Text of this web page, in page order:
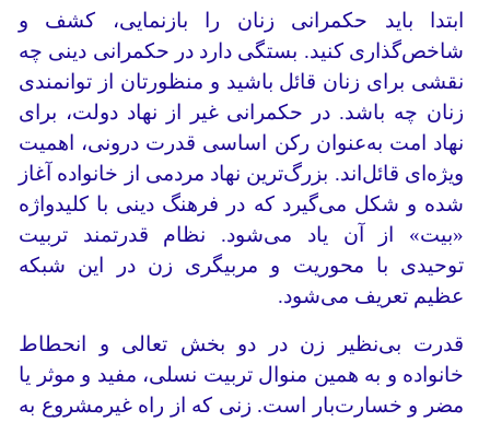
ابتدا باید حکمرانی زنان را بازنمایی، کشف و
شاخص‌گذاری کنید. بستگی دارد در حکمرانی دینی چه
نقشی برای زنان قائل باشید و منظورتان از توانمندی
زنان چه باشد. در حکمرانی غیر از نهاد دولت، برای
نهاد امت به‌عنوان رکن اساسی قدرت درونی، اهمیت
ویژه‌ای قائل‌اند. بزرگ‌ترین نهاد مردمی از خانواده آغاز
شده و شکل می‌گیرد که در فرهنگ دینی با کلید‌واژه
«بیت» از آن یاد می‌شود. نظام قدرتمند تربیت
توحیدی با محوریت و مربیگری زن در این شبکه
عظیم تعریف می‌شود.
قدرت بی‌نظیر زن در دو بخش تعالی و انحطاط
خانواده و به همین منوال تربیت نسلی، مفید و موثر یا
مضر و خسارت‌بار است. زنی که از راه غیرمشروع به